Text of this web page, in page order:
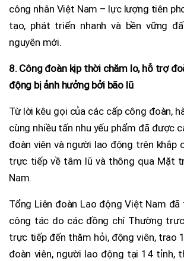
công nhân Việt Nam – lực lượng tiên
tạo, phát triển nhanh và bền vững
nguyên mới.
8. Công đoàn kịp thời chăm lo, hỗ trợ
động bị ảnh hưởng bởi bão lũ
Từ lời kêu gọi của các cấp công đoàn,
cùng nhiều tấn nhu yếu phẩm đã được
đoàn viên và người lao động trên khắp
trực tiếp về tâm lũ và thông qua Mặt
Nam.
Tổng Liên đoàn Lao động Việt Nam đã
công tác do các đồng chí Thường
trực tiếp đến thăm hỏi, động viên, trao
đoàn viên, người lao động tại 14 tỉnh,